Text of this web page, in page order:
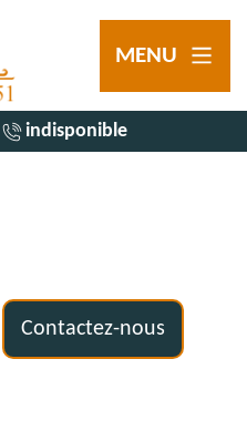
MENU
indisponible
Contactez-nous